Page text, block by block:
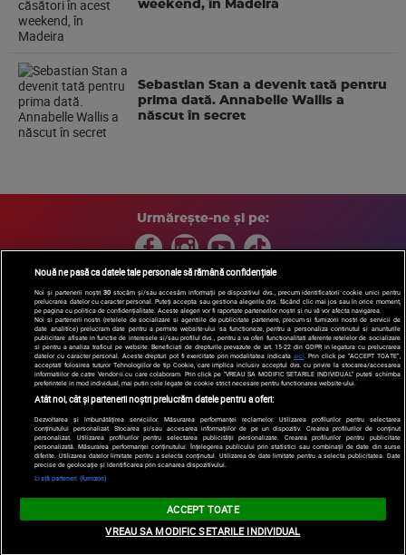
weekend, în Madeira
Sebastian Stan a devenit tată pentru
prima dată. Annabelle Wallis a
născut în secret
Urmărește-ne și pe:
Copyright © 2026 / DIGI ROMANIA S.A.
Arhiva
Comunicate de presă Politica de confidentialitate
Termeni
si conditii
Gestionați preferințele| Contact/Info Codul etic
Nouă ne pasă ca datele tale personale să rămână confidențiale
Noi și partenerii noștri30 stocăm și/sau accesăm informații pe dispozitivul dvs., precum identificatorii cookie unici pentru
prelucrarea datelor cu caracter personal. Puteți accepta sau gestiona alegerile dvs. făcând clic mai jos sau în orice moment,
pe pagina cu politica de confidențialitate. Aceste alegeri vor fi raportate partenerilor noștri și nu vă vor afecta navigarea.
Noi si partenerii nostri (retelele de socializare si agentiile de publicitate partenere, precum si furnizorii nostri de servicii de
date analitice) prelucram date pentru a permite website-ului sa functioneze, pentru a personaliza continutul si anunturile
publicitare afisate in functie de interesele si/sau profilul dvs., pentru a va oferi functionalitati aferente retelelor de socializare
si pentru a analiza traficul pe website. Beneficiati de drepturile prevazute de art. 15-22 din GDPR in legatura cu prelucrarea
datelor cu caracter personal. Aceste drepturi pot fi exercitate prin modalitatea indicata aici. Prin click pe “ACCEPT TOATE”,
acceptati folosirea tuturor Tehnologiilor de tip Cookie, care implica inclusiv acceptul dvs. cu privire la stocarea/accesarea
informatiilor de catre Vendor-ii cu care colaboram. Prin click pe “VREAU SA MODIFIC SETARILE INDIVIDUAL” puteti schimba
preferintele in mod individual, mai putin cele legate de cookie strict necesare pentru functionarea website-ului.
Atât noi, cât și partenerii noștri prelucrăm datele pentru a oferi:
Dezvoltarea și îmbunătățirea serviciilor. Măsurarea performanței reclamelor. Utilizarea profilurilor pentru selectarea
conținutului personalizat. Stocarea și/sau accesarea informațiilor de pe un dispozitiv. Crearea profilurilor de conținut
personalizat. Utilizarea profilurilor pentru selectarea publicității personalizate. Crearea profilurilor pentru publicitate
personalizată. Măsurarea performanței conținutului. Înțelegerea publicului prin statistici sau combinații de date din surse
diferite. Utilizarea datelor limitate pentru a selecta conținutul. Utilizarea de date limitate pentru a selecta publicitatea. Date
precise de geolocație și identificarea prin scanarea dispozitivului.
Listă parteneri (furnizori)
ACCEPT TOATE
VREAU SA MODIFIC SETARILE INDIVIDUAL